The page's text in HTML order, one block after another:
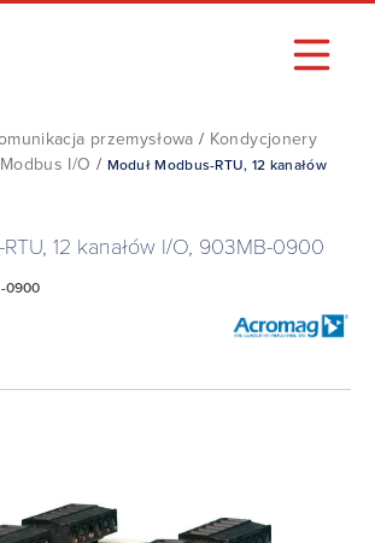
przemysłowa / Kondycjonery
I/O / Moduł Modbus-RTU, 12 kanałów
12 kanałów I/O, 903MB-0900
0900